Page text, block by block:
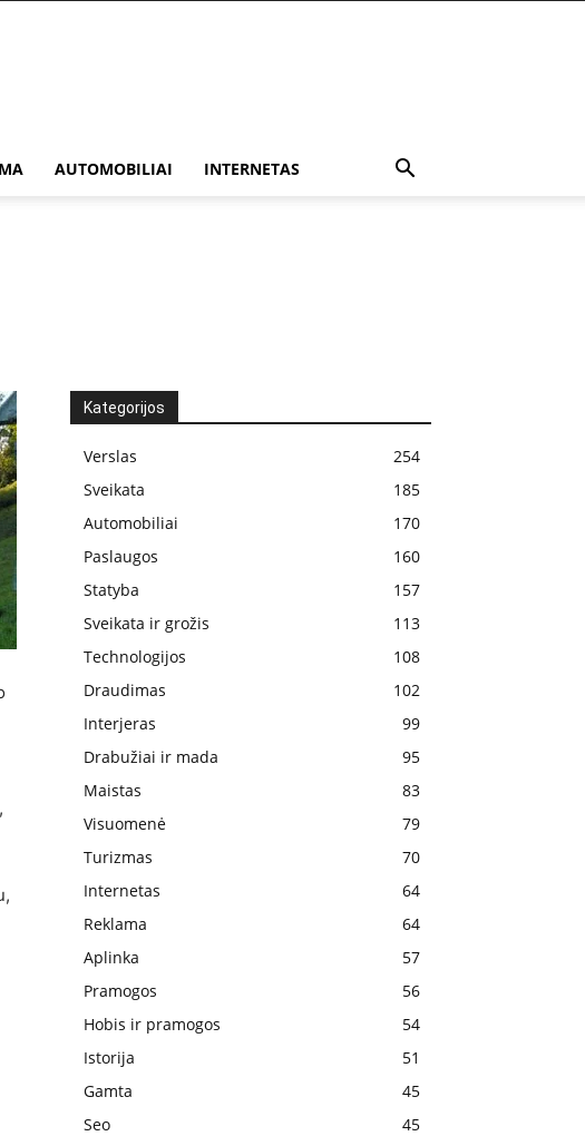
AUTOMOBILIAI INTERNETAS
Kategorijos
Verslas
254
Sveikata
185
Automobiliai
170
Paslaugos
160
Statyba
157
Sveikata ir grožis
113
Technologijos
108
Draudimas
102
Interjeras
99
Drabužiai ir mada
95
Maistas
83
Visuomenė
79
Turizmas
70
Internetas
64
Reklama
64
Aplinka
57
Pramogos
56
Hobis ir pramogos
54
Istorija
51
Gamta
45
Seo
45